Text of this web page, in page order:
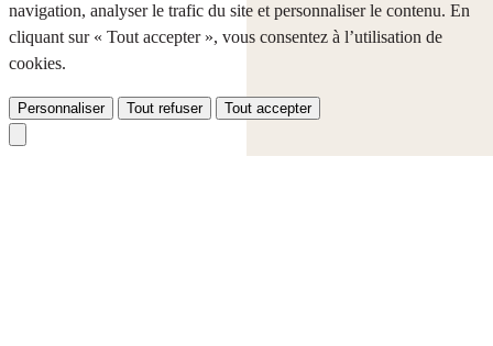
navigation, analyser le trafic du site et personnaliser le contenu. En
cliquant sur « Tout accepter », vous consentez à l’utilisation de
cookies.
Personnaliser Tout refuser Tout accepter